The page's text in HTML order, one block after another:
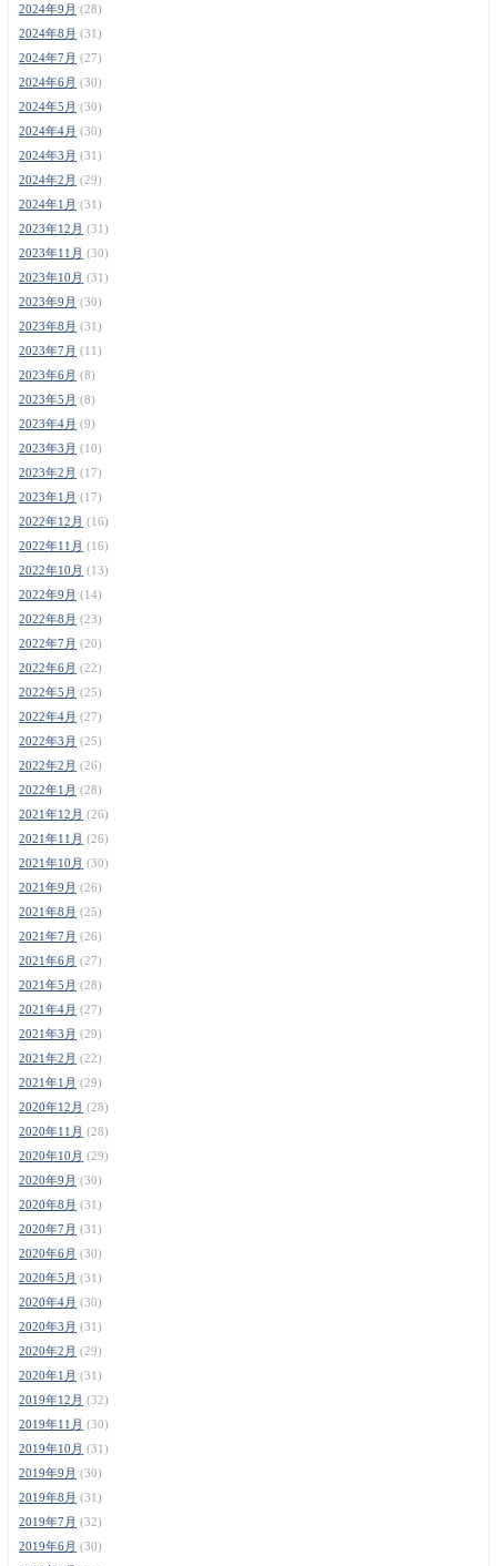
2024年9月 (28)
2024年8月 (31)
2024年7月 (27)
2024年6月 (30)
2024年5月 (30)
2024年4月 (30)
2024年3月 (31)
2024年2月 (29)
2024年1月 (31)
2023年12月 (31)
2023年11月 (30)
2023年10月 (31)
2023年9月 (30)
2023年8月 (31)
2023年7月 (11)
2023年6月 (8)
2023年5月 (8)
2023年4月 (9)
2023年3月 (10)
2023年2月 (17)
2023年1月 (17)
2022年12月 (16)
2022年11月 (16)
2022年10月 (13)
2022年9月 (14)
2022年8月 (23)
2022年7月 (20)
2022年6月 (22)
2022年5月 (25)
2022年4月 (27)
2022年3月 (25)
2022年2月 (26)
2022年1月 (28)
2021年12月 (26)
2021年11月 (26)
2021年10月 (30)
2021年9月 (26)
2021年8月 (25)
2021年7月 (26)
2021年6月 (27)
2021年5月 (28)
2021年4月 (27)
2021年3月 (29)
2021年2月 (22)
2021年1月 (29)
2020年12月 (28)
2020年11月 (28)
2020年10月 (29)
2020年9月 (30)
2020年8月 (31)
2020年7月 (31)
2020年6月 (30)
2020年5月 (31)
2020年4月 (30)
2020年3月 (31)
2020年2月 (29)
2020年1月 (31)
2019年12月 (32)
2019年11月 (30)
2019年10月 (31)
2019年9月 (30)
2019年8月 (31)
2019年7月 (32)
2019年6月 (30)